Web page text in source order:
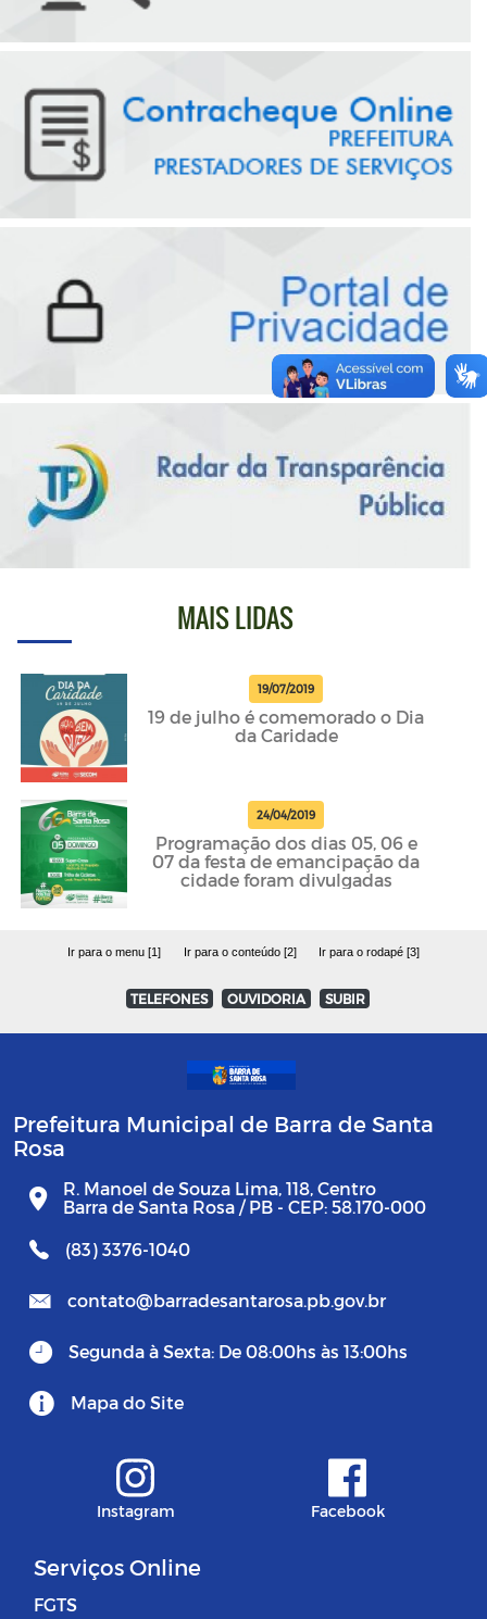
MAIS LIDAS
19/07/2019
19 de julho é comemorado o Dia
da Caridade
24/04/2019
Programação dos dias 05, 06 e
07 da festa de emancipação da
cidade foram divulgadas
Ir para o menu [1] Ir para o conteúdo [2] Ir para o rodapé [3]
TELEFONES OUVIDORIA SUBIR
Prefeitura Municipal de Barra de Santa
Rosa
R. Manoel de Souza Lima, 118, Centro
Barra de Santa Rosa / PB - CEP: 58.170-000
(83) 3376-1040
contato@barradesantarosa.pb.gov.br
Segunda à Sexta: De 08:00hs às 13:00hs
Mapa do Site
Instagram Facebook
Serviços Online
FGTS